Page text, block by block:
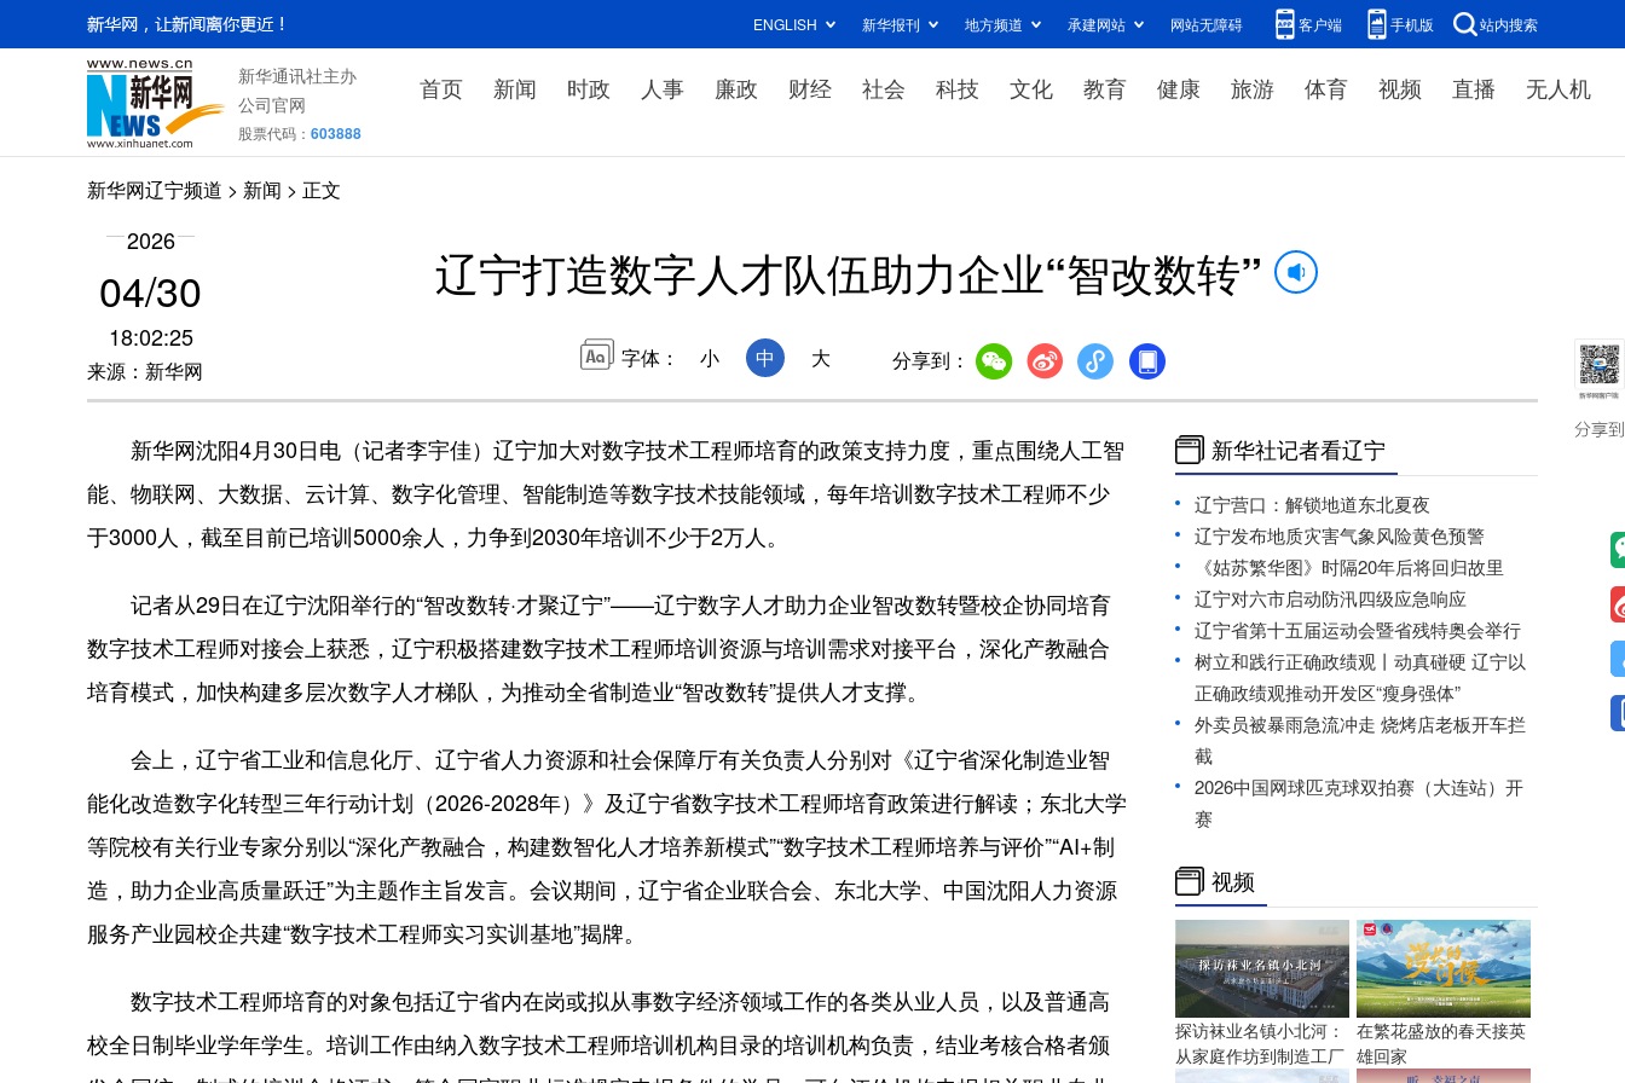
ENGLISH 新华报刊 地方频道 承建网站 网站无障碍 客户端 手机版 站内搜索
新华通讯社主办
公司官网
股票代码： 603888
首页 新闻 时政 人事 廉政 财经 社会 科技 文化 教育 健康 旅游 体育 视频 直播 无人机
新华网辽宁频道 > 新闻 > 正文
2026
04/30
18:02:25
来源：新华网
辽宁打造数字人才队伍助力企业“智改数转”
字体： 小 中 大 分享到：
新华网沈阳4月30日电（记者李宇佳）辽宁加大对数字技术工程师培育的政策支持力度，重点围绕人工智
能、物联网、大数据、云计算、数字化管理、智能制造等数字技术技能领域，每年培训数字技术工程师不少
于3000人，截至目前已培训5000余人，力争到2030年培训不少于2万人。
记者从29日在辽宁沈阳举行的“智改数转·才聚辽宁”——辽宁数字人才助力企业智改数转暨校企协同培育
数字技术工程师对接会上获悉，辽宁积极搭建数字技术工程师培训资源与培训需求对接平台，深化产教融合
培育模式，加快构建多层次数字人才梯队，为推动全省制造业“智改数转”提供人才支撑。
会上，辽宁省工业和信息化厅、辽宁省人力资源和社会保障厅有关负责人分别对《辽宁省深化制造业智
能化改造数字化转型三年行动计划（2026-2028年）》及辽宁省数字技术工程师培育政策进行解读；东北大学
等院校有关行业专家分别以“深化产教融合，构建数智化人才培养新模式”“数字技术工程师培养与评价”“AI+制
造，助力企业高质量跃迁”为主题作主旨发言。会议期间，辽宁省企业联合会、东北大学、中国沈阳人力资源
服务产业园校企共建“数字技术工程师实习实训基地”揭牌。
数字技术工程师培育的对象包括辽宁省内在岗或拟从事数字经济领域工作的各类从业人员，以及普通高
校全日制毕业学年学生。培训工作由纳入数字技术工程师培训机构目录的培训机构负责，结业考核合格者颁
新华社记者看辽宁
辽宁营口：解锁地道东北夏夜
辽宁发布地质灾害气象风险黄色预警
《姑苏繁华图》时隔20年后将回归故里
辽宁对六市启动防汛四级应急响应
辽宁省第十五届运动会暨省残特奥会举行
树立和践行正确政绩观丨动真碰硬 辽宁以
正确政绩观推动开发区“瘦身强体”
外卖员被暴雨急流冲走 烧烤店老板开车拦
截
2026中国网球匹克球双拍赛（大连站）开
赛
视频
探访袜业名镇小北河：
从家庭作坊到制造工厂
在繁花盛放的春天接英
雄回家